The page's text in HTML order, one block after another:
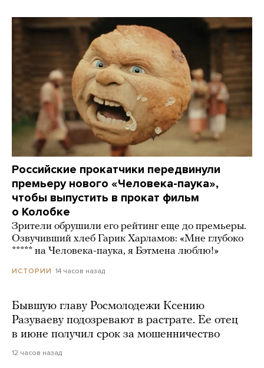
Российские прокатчики передвинули
премьеру нового «Человека-паука»,
чтобы выпустить в прокат фильм
о Колобке
Зрители обрушили его рейтинг еще до премьеры.
Озвучивший хлеб Гарик Харламов: «Мне глубоко
***** на Человека-паука, я Бэтмена люблю!»
ИСТОРИИ 14 часов назад
Бывшую главу Росмолодежи Ксению
Разуваеву подозревают в растрате. Ее отец
в июне получил срок за мошенничество
12 часов назад